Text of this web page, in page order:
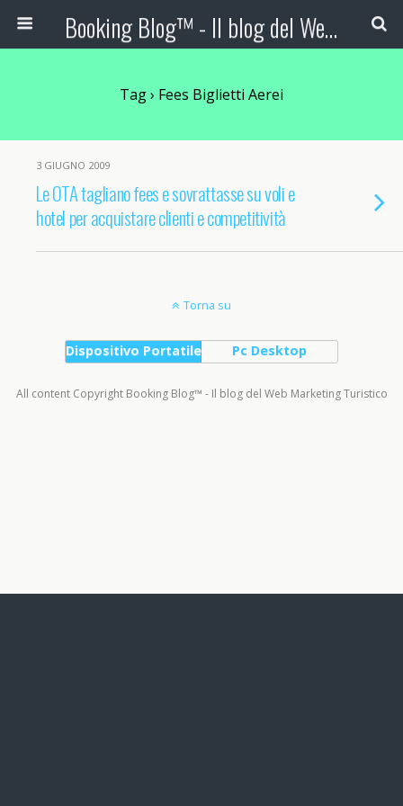
Booking Blog™ - Il blog del Web Marketing Turistico
Tag › Fees Biglietti Aerei
3 GIUGNO 2009
Le OTA tagliano fees e sovrattasse su voli e
hotel per acquistare clienti e competitività
Torna su
Dispositivo Portatile Pc Desktop
All content Copyright Booking Blog™ - Il blog del Web Marketing Turistico